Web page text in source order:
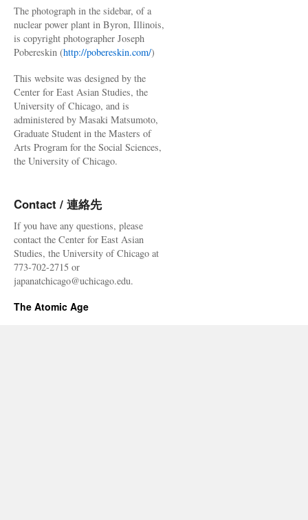
The photograph in the sidebar, of a
nuclear power plant in Byron, Illinois,
is copyright photographer Joseph
Pobereskin (http://pobereskin.com/)
This website was designed by the
Center for East Asian Studies, the
University of Chicago, and is
administered by Masaki Matsumoto,
Graduate Student in the Masters of
Arts Program for the Social Sciences,
the University of Chicago.
Contact / 連絡先
If you have any questions, please
contact the Center for East Asian
Studies, the University of Chicago at
773-702-2715 or
japanatchicago@uchicago.edu.
The Atomic Age